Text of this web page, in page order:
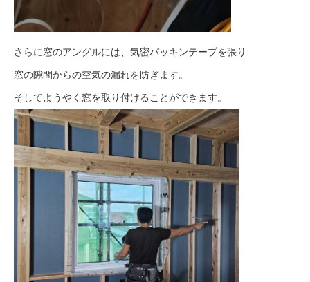
さらに窓のアングルには、気密パッキンテープを張り
窓の隙間からの空気の漏れを防ぎます。
そしてようやく窓を取り付けることができます。